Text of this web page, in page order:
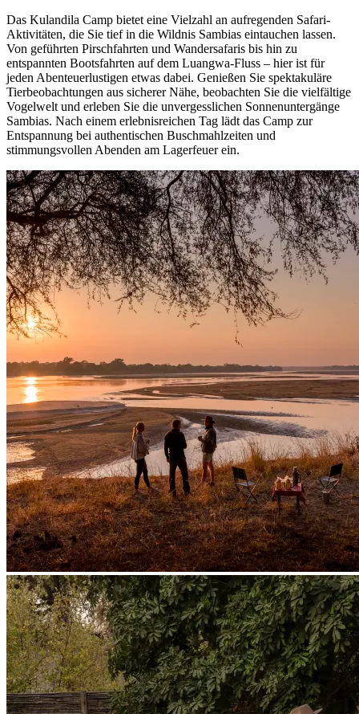
Das Kulandila Camp bietet eine Vielzahl an aufregenden Safari-
Aktivitäten, die Sie tief in die Wildnis Sambias eintauchen lassen.
Von geführten Pirschfahrten und Wandersafaris bis hin zu
entspannten Bootsfahrten auf dem Luangwa-Fluss – hier ist für
jeden Abenteuerlustigen etwas dabei. Genießen Sie spektakuläre
Tierbeobachtungen aus sicherer Nähe, beobachten Sie die vielfältige
Vogelwelt und erleben Sie die unvergesslichen Sonnenuntergänge
Sambias. Nach einem erlebnisreichen Tag lädt das Camp zur
Entspannung bei authentischen Buschmahlzeiten und
stimmungsvollen Abenden am Lagerfeuer ein.